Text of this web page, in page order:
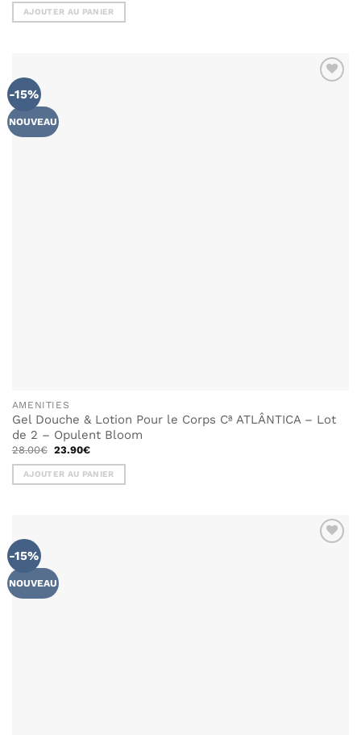
initial
était :
28.00€.
actuel
est :
23.90€.
AJOUTER AU PANIER
-15%
NOUVEAU
AMENITIES
Gel Douche & Lotion Pour le Corps Cª ATLÂNTICA – Lot
de 2 – Opulent Bloom
28.00€ Le
initial
était :
28.00€.
23.90€Le
actuel
est :
23.90€.
AJOUTER AU PANIER
-15%
NOUVEAU